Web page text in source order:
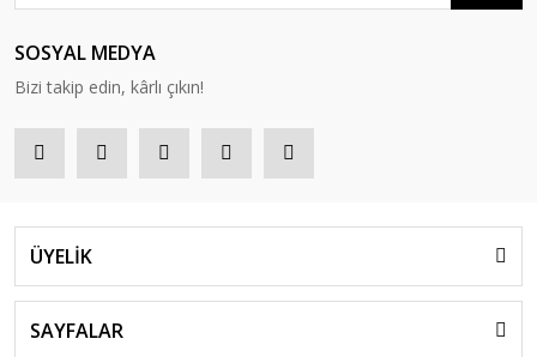
SOSYAL MEDYA
Bizi takip edin, kârlı çıkın!
ÜYELİK
SAYFALAR